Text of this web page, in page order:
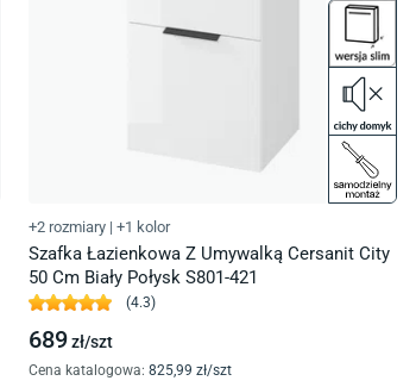
+2 rozmiary | +1 kolor
Szafka Łazienkowa Z Umywalką Cersanit City
50 Cm Biały Połysk S801-421
(4.3)
689zł/szt
Cena katalogowa: 825,99 zł/szt